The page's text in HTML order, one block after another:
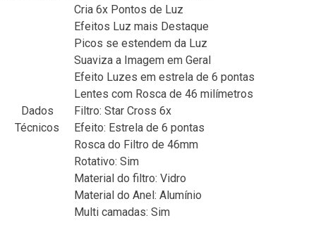
Cria 6x Pontos de Luz
Efeitos Luz mais Destaque
Picos se estendem da Luz
Suaviza a Imagem em Geral
Efeito Luzes em estrela de 6 pontas
Lentes com Rosca de 46 milímetros
Dados
Técnicos
Filtro: Star Cross 6x
Efeito: Estrela de 6 pontas
Rosca do Filtro de 46mm
Rotativo: Sim
Material do filtro: Vidro
Material do Anel: Alumínio
Multi camadas: Sim